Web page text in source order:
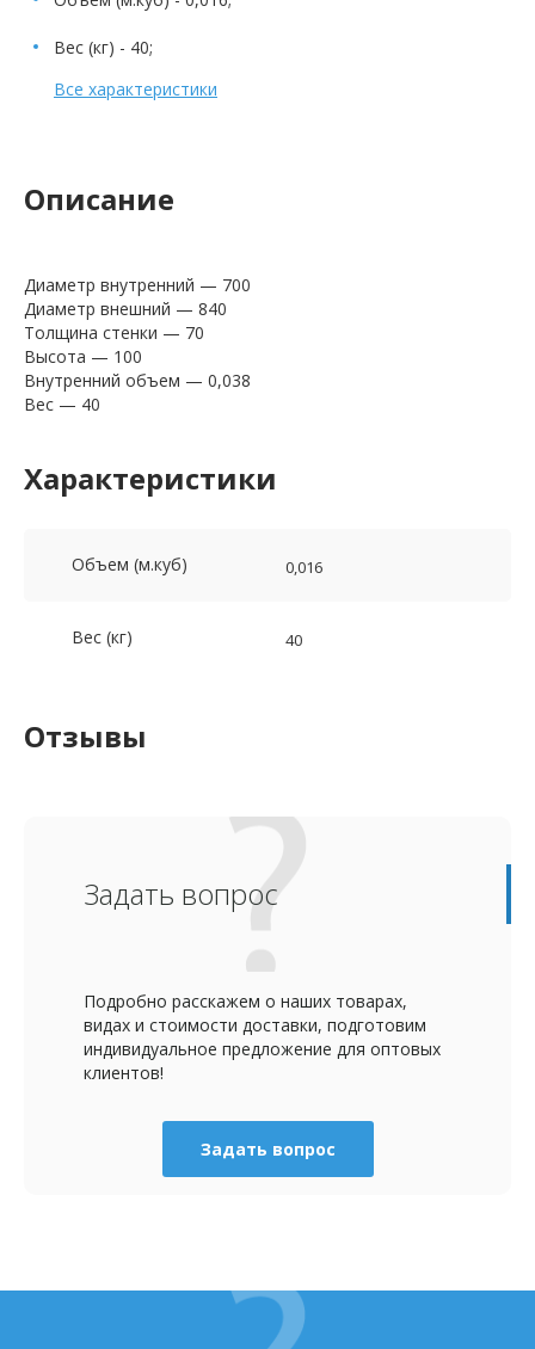
Вес (кг) - 40;
Все характеристики
Описание
Диаметр внутренний — 700
Диаметр внешний — 840
Толщина стенки — 70
Высота — 100
Внутренний объем — 0,038
Вес — 40
Характеристики
Объем (м.куб) 0,016
Вес (кг) 40
Отзывы
Задать вопрос
Подробно расскажем о наших товарах,
видах и стоимости доставки, подготовим
индивидуальное предложение для оптовых
клиентов!
Задать вопрос